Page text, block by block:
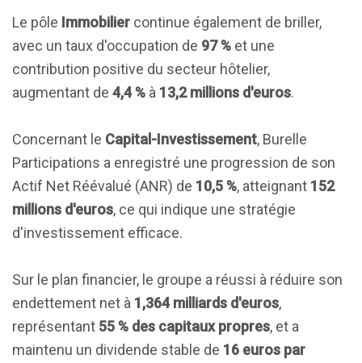
Le pôle Immobilier continue également de briller,
avec un taux d'occupation de 97 % et une
contribution positive du secteur hôtelier,
augmentant de 4,4 % à 13,2 millions d'euros.
Concernant le Capital-Investissement, Burelle
Participations a enregistré une progression de son
Actif Net Réévalué (ANR) de 10,5 %, atteignant 152
millions d'euros, ce qui indique une stratégie
d'investissement efficace.
Sur le plan financier, le groupe a réussi à réduire son
endettement net à 1,364 milliards d'euros,
représentant 55 % des capitaux propres, et a
maintenu un dividende stable de 16 euros par